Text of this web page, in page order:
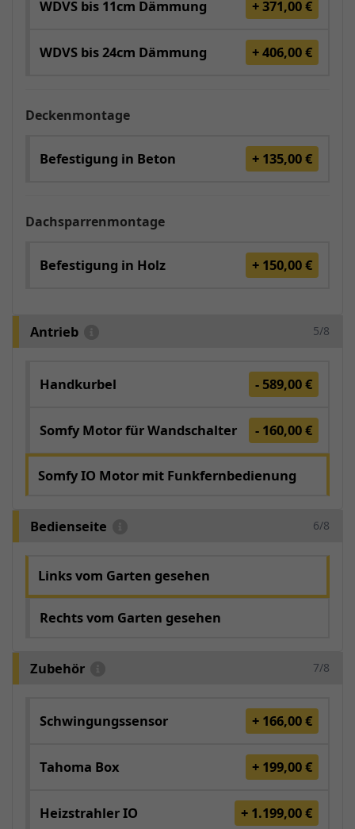
WDVS bis 11cm Dämmung + 371,00 €
WDVS bis 24cm Dämmung + 406,00 €
Deckenmontage
Befestigung in Beton + 135,00 €
Dachsparrenmontage
Befestigung in Holz + 150,00 €
Antrieb 5/8
Handkurbel - 589,00 €
Somfy Motor für Wandschalter - 160,00 €
Somfy IO Motor mit Funkfernbedienung
Bedienseite 6/8
Links vom Garten gesehen
Rechts vom Garten gesehen
Zubehör 7/8
Schwingungssensor + 166,00 €
Tahoma Box + 199,00 €
Heizstrahler IO + 1.199,00 €